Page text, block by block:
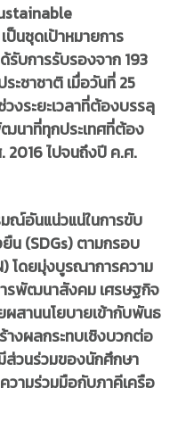
ป็นชุดเป้าหมายการ
บการรับรองจาก 193
ะชาชาติ เมื่อวันที่ 25
งระยะเวลาที่ต้องบรรลุ
ฒนาที่ทุกประเทศที่ต้อง
2016 ไปจนถึงปี ค.ศ.
ณ์อันแน่วแน่ในการขับ
น (SDGs) ตามกรอบ
โดยมุ่งบูรณาการความ
รพัฒนาสังคม เศรษฐกิจ
สานนโยบายเข้ากับพันธ
งผลกระทบเชิงบวกต่อ
ส่วนร่วมของนักศึกษา
วามร่วมมือกับภาคีเครือ